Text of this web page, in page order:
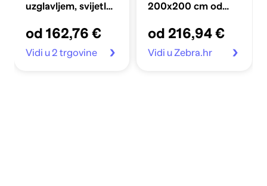
uzglavljem, svijetlo
od 162,76 €
Vidi u 2 trgovine
200x200 cm od
od 216,94 €
Vidi u Zebra.hr